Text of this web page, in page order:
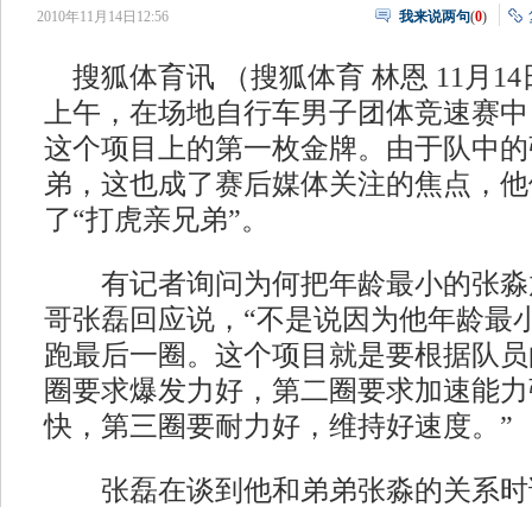
2010年11月14日12:56 我来说两句(0)
搜狐体育讯 （搜狐体育 林恩 11月14
上午，在场地自行车男子团体竞速赛
这个项目上的第一枚金牌。由于队中
弟，这也成了赛后媒体关注的焦点，
了“打虎亲兄弟”。
有记者询问为何把年龄最小的张淼
哥张磊回应说，“不是说因为他年龄最
跑最后一圈。这个项目就是要根据队
圈要求爆发力好，第二圈要求加速能
快，第三圈要耐力好，维持好速度。”
张磊在谈到他和弟弟张淼的关系时